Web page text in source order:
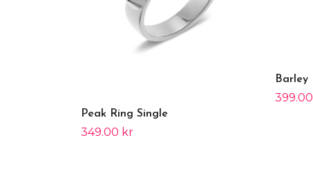
Peak Ring Single
349.00 kr
Barley